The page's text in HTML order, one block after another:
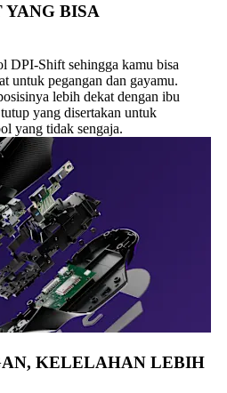
BISA
DPI-Shift sehingga kamu bisa
untuk pegangan dan gayamu.
lebih dekat dengan ibu
yang disertakan untuk
yang tidak sengaja.
KELELAHAN LEBIH